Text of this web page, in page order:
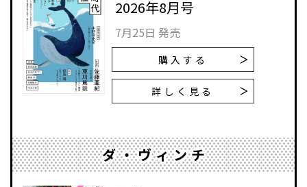
2026年8月号
7月25日 発売
購入する
詳しく見る
ダ・ヴィンチ